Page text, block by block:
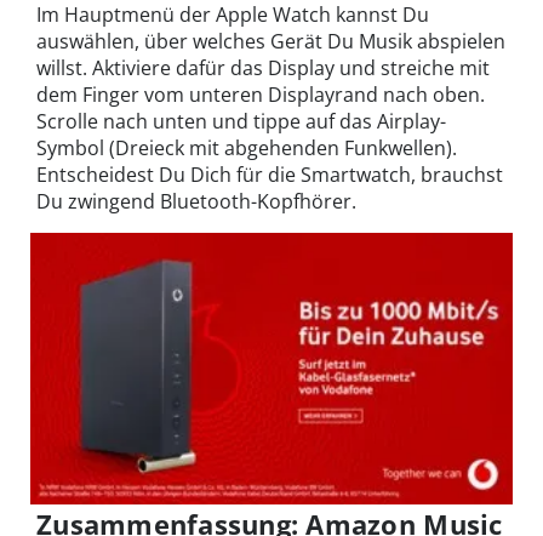
Im Hauptmenü der Apple Watch kannst Du
auswählen, über welches Gerät Du Musik abspielen
willst. Aktiviere dafür das Display und streiche mit
dem Finger vom unteren Displayrand nach oben.
Scrolle nach unten und tippe auf das Airplay-
Symbol (Dreieck mit abgehenden Funkwellen).
Entscheidest Du Dich für die Smartwatch, brauchst
Du zwingend Bluetooth-Kopfhörer.
Zusammenfassung: Amazon Music